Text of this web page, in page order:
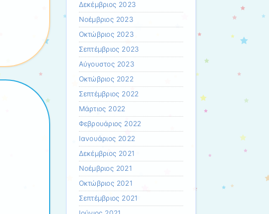
Δεκέμβριος 2023
Νοέμβριος 2023
Οκτώβριος 2023
Σεπτέμβριος 2023
Αύγουστος 2023
Οκτώβριος 2022
Σεπτέμβριος 2022
Μάρτιος 2022
Φεβρουάριος 2022
Ιανουάριος 2022
Δεκέμβριος 2021
Νοέμβριος 2021
Οκτώβριος 2021
Σεπτέμβριος 2021